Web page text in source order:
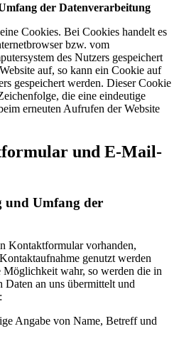
der Datenverarbeitung
Cookies. Bei Cookies handelt es
bzw. vom
des Nutzers gespeichert
auf, so kann ein Cookie auf
gespeichert werden. Dieser Cookie
die eine eindeutige
erneuten Aufrufen der Website
und E-Mail-
Umfang der
Kontaktformular vorhanden,
genutzt werden
wahr, so werden die in
Daten an uns übermittelt und
Angabe von Name, Betreff und